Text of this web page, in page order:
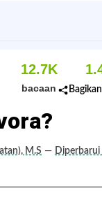
12.7K
bacaan
M.S — Diperbarui